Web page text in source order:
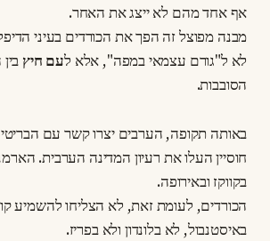
אף אחד מהם לא ייצג את האחר.
מבנה מפוצל זה הפך את הכורדים בעיני
לא ל"גורם עצמאי במפה", אלא לעם חיץ
הסובבות.
באותה תקופה, הערבים יצרו קשר עם
חוסיין העלו את רעיון המדינה הערבית.
בקווקז ובאירופה.
הכורדים, לעומת זאת, לא הצליחו להשמיע
באיסטנבול, לא בלונדון ולא בפריז.